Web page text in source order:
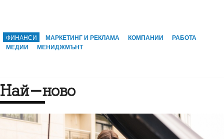
ФИНАНСИ МАРКЕТИНГ И РЕКЛАМА КОМПАНИИ
РАБОТА
МЕДИИ
МЕНИДЖМЪНТ
Най-ново